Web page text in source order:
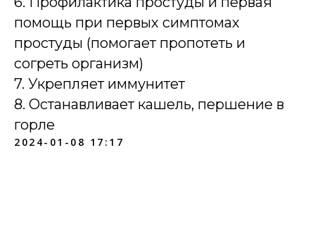
помощь при первых симптомах
простуды (помогает пропотеть и
согреть организм)
7. Укрепляет иммунитет
8. Останавливает кашель, першение в
горле
2024-01-08 17:17